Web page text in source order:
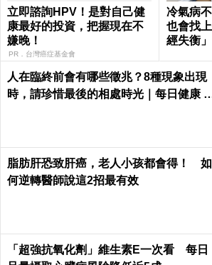
立即諮詢HPV！是對自己健
康最好的投資，把握現在不
嫌晚！
PR．台灣癌症基金會
冷氣病
也會找
經失衡」
人在臨終前會有哪些徵兆？8種現象出現
時，請珍惜最後的相處時光｜每日健康
脂肪肝恐致肝癌，老人小孩都會得！ 如
何逆轉醫師說這2招最有效
「超強抗氧化劑」維生素E一次看 每日